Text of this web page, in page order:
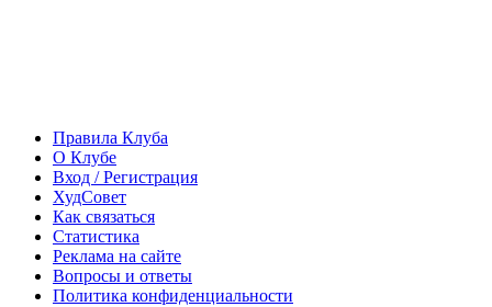
Правила Клуба
О Клубе
Вход / Регистрация
ХудСовет
Как связаться
Статистика
Реклама на сайте
Вопросы и ответы
Политика конфиденциальности